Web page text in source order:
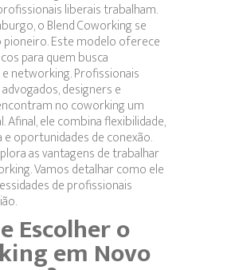
liberais trabalham.
o Blend Coworking se
Este modelo oferece
para quem busca
networking. Profissionais
designers e
no coworking um
Afinal, ele combina flexibilidade,
oportunidades de conexão.
as vantagens de trabalhar
Vamos detalhar como ele
de profissionais
Escolher o
em Novo